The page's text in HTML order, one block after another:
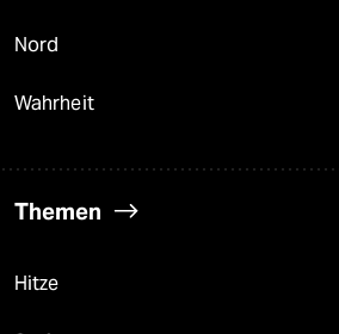
Nord
Wahrheit
Themen
Hitze